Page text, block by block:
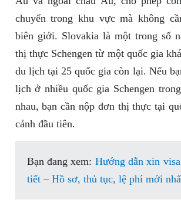
chuyển trong khu vực mà không
biên giới. Slovakia là một trong số
thị thực Schengen từ một quốc gia
du lịch tại 25 quốc gia còn lại. Nếu
lịch ở nhiều quốc gia Schengen
nhau, bạn cần nộp đơn thị thực tại
cảnh đầu tiên.
Bạn đang xem: Hướng dẫn xin
tiết – Hồ sơ, thủ tục, lệ phí mới